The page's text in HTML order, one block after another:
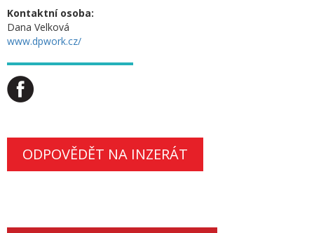
Kontaktní osoba:
Dana Velková
www.dpwork.cz/
ODPOVĚDĚT NA INZERÁT